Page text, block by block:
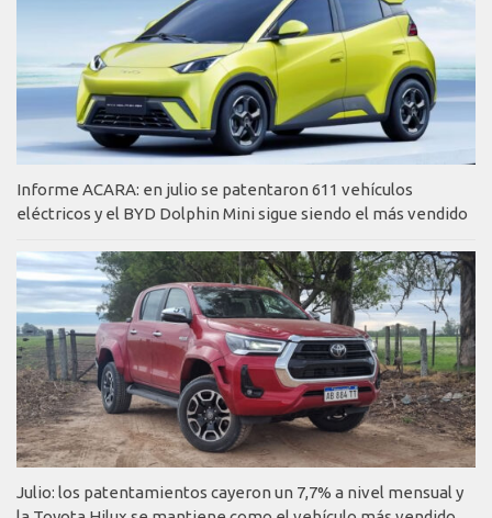
Informe ACARA: en julio se patentaron 611 vehículos
eléctricos y el BYD Dolphin Mini sigue siendo el más vendido
Julio: los patentamientos cayeron un 7,7% a nivel mensual y